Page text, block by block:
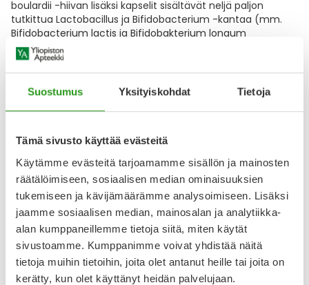
Suostumus Yksityiskohdat Tietoja
Tämä sivusto käyttää evästeitä
Käytämme evästeitä tarjoamamme sisällön ja mainosten
räätälöimiseen, sosiaalisen median ominaisuuksien
tukemiseen ja kävijämäärämme analysoimiseen. Lisäksi
jaamme sosiaalisen median, mainosalan ja analytiikka-
alan kumppaneillemme tietoja siitä, miten käytät
sivustoamme. Kumppanimme voivat yhdistää näitä
tietoja muihin tietoihin, joita olet antanut heille tai joita on
kerätty, kun olet käyttänyt heidän palvelujaan.
boulardii -hiivan lisäksi kapselit sisältävät neljä paljon
tutkittua Lactobacillus ja Bifidobacterium -kantaa (mm.
Bifidobacterium lactis ja Bifidobakterium longum
maitohappobakteeri). Laktoositon, gluteeniton, maidoton,
Näytä koko kuvaus
4.75
14.8.2025
Matkalle
Todella hyvä esim. matkalle, jos on vatsalla reagoivaa
tyyppiä. Itse en voi kuitenkaan käyttää kauaa, kun vatsa
reagoi toiseen suuntaan. Edullisempi kuin toinen valmiste.